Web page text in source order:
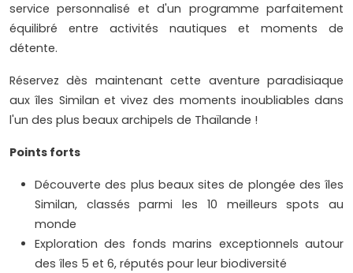
service personnalisé et d'un programme parfaitement
équilibré entre activités nautiques et moments de
détente.
Réservez dès maintenant cette aventure paradisiaque
aux îles Similan et vivez des moments inoubliables dans
l'un des plus beaux archipels de Thaïlande !
Points forts
Découverte des plus beaux sites de plongée des îles
Similan, classés parmi les 10 meilleurs spots au
monde
Exploration des fonds marins exceptionnels autour
des îles 5 et 6, réputés pour leur biodiversité